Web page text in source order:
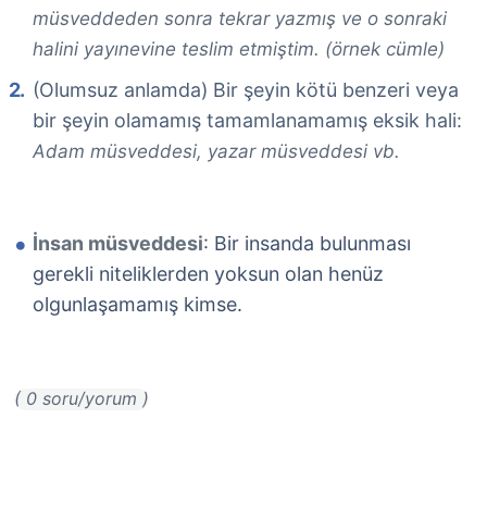
müsveddeden sonra tekrar yazmış ve o sonraki
halini yayınevine teslim etmiştim. (örnek cümle)
(Olumsuz anlamda) Bir şeyin kötü benzeri veya
bir şeyin olamamış tamamlanamamış eksik hali:
Adam müsveddesi, yazar müsveddesi vb.
İnsan müsveddesi: Bir insanda bulunması
gerekli niteliklerden yoksun olan henüz
olgunlaşamamış kimse.
( 0 soru/yorum )